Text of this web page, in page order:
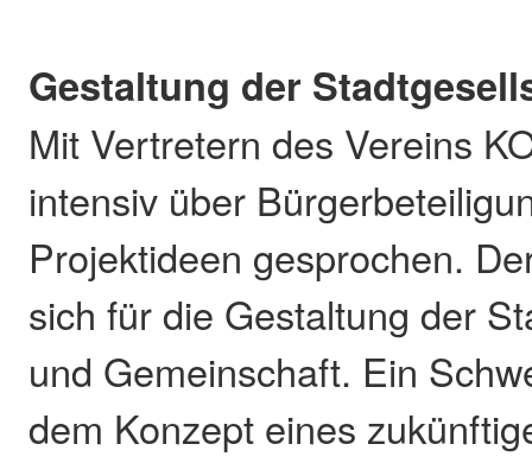
Gestaltung der
Mit Vertretern des Vereins
intensiv über
Projektideen gesprochen.
sich für die Gestaltung der
und Gemeinschaft. Ein
dem Konzept eines